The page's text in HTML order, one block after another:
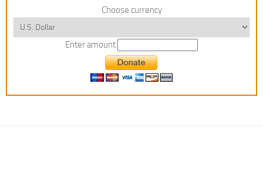
Choose currency
Enter amount